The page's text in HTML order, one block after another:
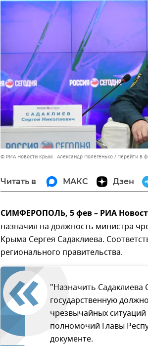
© РИА Новости Крым . Александр Полегенько Перейти в
Читать в МАКС Дзен
СИМФЕРОПОЛЬ, 5 фев – РИА
назначил на должность министра
Крыма Сергея Садаклиева.
регионального правительства.
"Назначить Садаклиева
государственную
чрезвычайных
полномочий Главы
документе.